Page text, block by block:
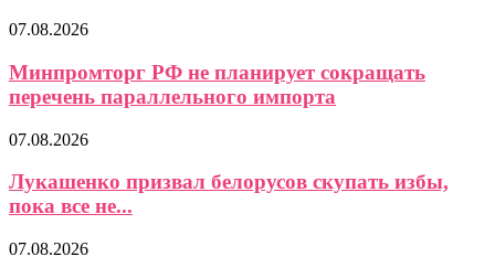
07.08.2026
Минпромторг РФ не планирует сокращать
перечень параллельного импорта
07.08.2026
Лукашенко призвал белорусов скупать избы,
пока все не...
07.08.2026